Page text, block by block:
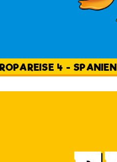
4 - SPANIEN